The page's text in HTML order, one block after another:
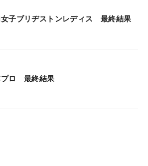
女子ブリヂストンレディス 最終結果
プロ 最終結果